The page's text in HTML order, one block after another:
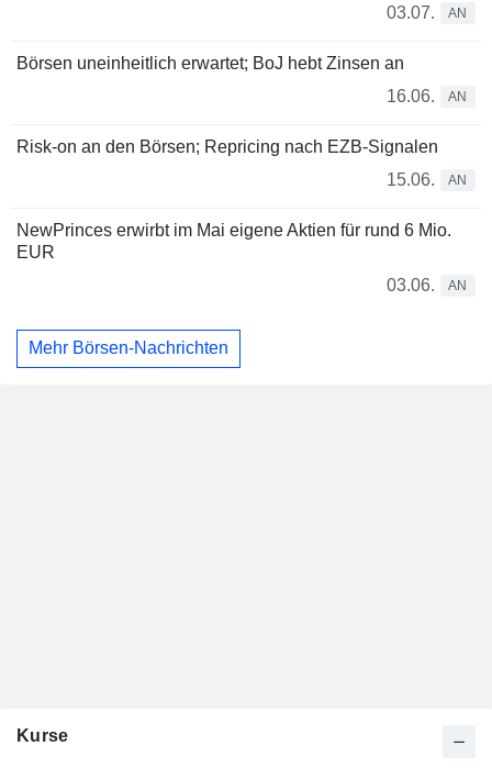
03.07.
AN
Börsen uneinheitlich erwartet; BoJ hebt Zinsen an
16.06.
AN
Risk-on an den Börsen; Repricing nach EZB-Signalen
15.06.
AN
NewPrinces erwirbt im Mai eigene Aktien für rund 6 Mio.
EUR
03.06.
AN
Mehr Börsen-Nachrichten
Kurse